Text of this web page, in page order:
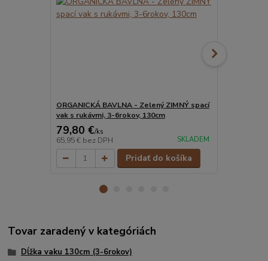
ORGANICKÁ BAVLNA - Zelený ZIMNÝ spací
vak s rukávmi, 3-6rokov, 130cm
79,80 €/ks
65,95 € bez DPH SKLADEM
Pridať do košíka
Tovar zaradený v kategóriách
Dĺžka vaku 130cm (3-6rokov)